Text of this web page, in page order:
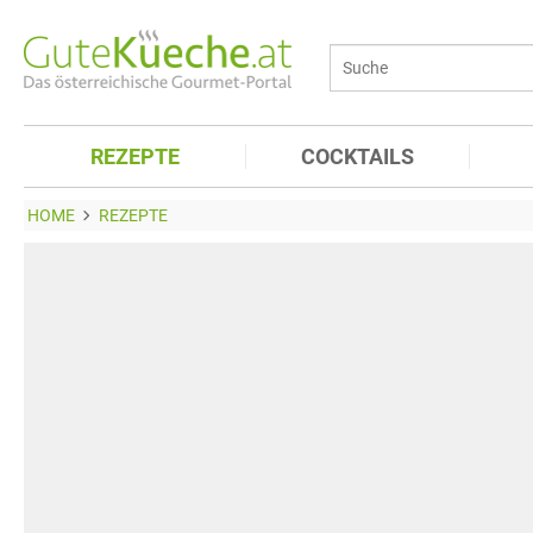
REZEPTE COCKTAILS
HOME REZEPTE